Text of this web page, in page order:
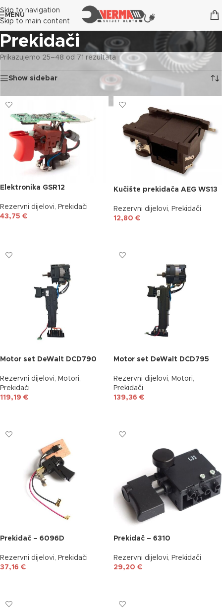
Skip to navigation
Skip to main content
MENU
Prekidači
Prikazujemo 25–48 od 71 rezultata
Show sidebar
Elektronika GSR12
Rezervni dijelovi, Prekidači
43,75 €
Kučište prekidača AEG WS13
Rezervni dijelovi, Prekidači
12,80 €
Motor set DeWalt DCD790
Rezervni dijelovi, Motori,
Prekidači
119,19 €
Motor set DeWalt DCD795
Rezervni dijelovi, Motori,
Prekidači
139,36 €
Prekidač – 6096D
Rezervni dijelovi, Prekidači
37,16 €
Prekidač – 6310
Rezervni dijelovi, Prekidači
29,20 €